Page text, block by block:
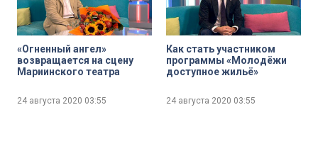
«Огненный ангел»
возвращается на сцену
Мариинского театра
24 августа 2020 03:55
Как стать участником
программы «Молодёжи
доступное жильё»
24 августа 2020 03:55